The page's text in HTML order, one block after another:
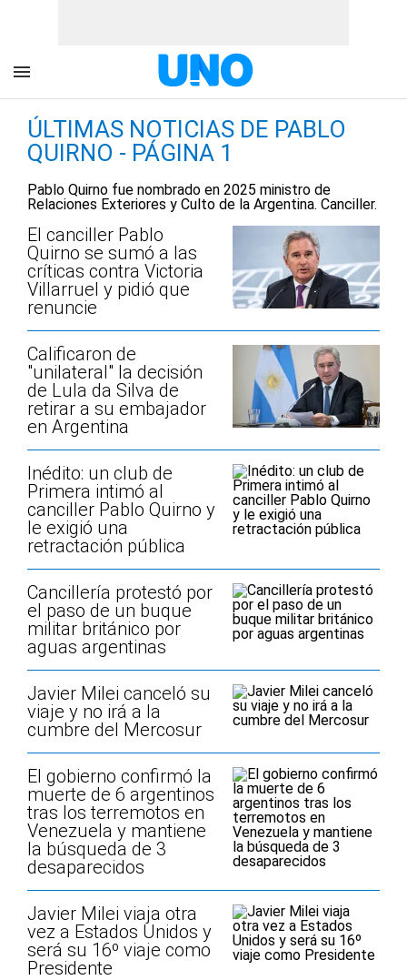
ÚLTIMAS NOTICIAS DE PABLO
QUIRNO - PÁGINA 1
Pablo Quirno fue nombrado en 2025 ministro de
Relaciones Exteriores y Culto de la Argentina. Canciller.
El canciller Pablo
Quirno se sumó a las
críticas contra Victoria
Villarruel y pidió que
renuncie
Calificaron de
"unilateral" la decisión
de Lula da Silva de
retirar a su embajador
en Argentina
Inédito: un club de
Primera intimó al
canciller Pablo Quirno y
le exigió una
retractación pública
Cancillería protestó por
el paso de un buque
militar británico por
aguas argentinas
Javier Milei canceló su
viaje y no irá a la
cumbre del Mercosur
El gobierno confirmó la
muerte de 6 argentinos
tras los terremotos en
Venezuela y mantiene
la búsqueda de 3
desaparecidos
Javier Milei viaja otra
vez a Estados Unidos y
será su 16º viaje como
Presidente